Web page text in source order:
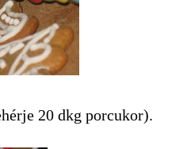
20 dkg porcukor).